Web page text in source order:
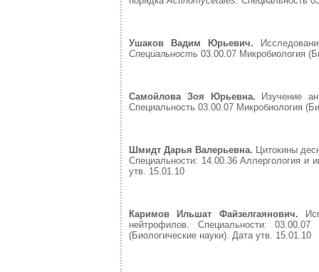
Ушаков Вадим Юрьевич.
Специальность 03.00.07 Микробиология
Самойлова Зоя Юрьевна. Изучение
Специальность 03.00.07 Микробиология
Шмидт Дарья Валерьевна.
Цитокины
Специальности: 14.00.36 Аллергология и
утв. 15.01.10
Каримов Ильшат Файзелгаянович.
нейтрофилов. Специальности:
(Биологические науки). Дата утв. 15.01.10